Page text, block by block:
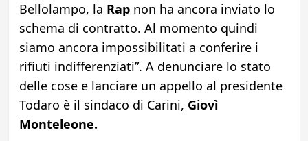
Bellolampo, la Rapnon ha ancora inviato lo
schema di contratto. Al momento quindi
siamo ancora impossibilitati a conferire i
rifiuti indifferenziati”. A denunciare lo stato
delle cose e lanciare un appello al presidente
Todaro è il sindaco di Carini, Giovì
Monteleone.